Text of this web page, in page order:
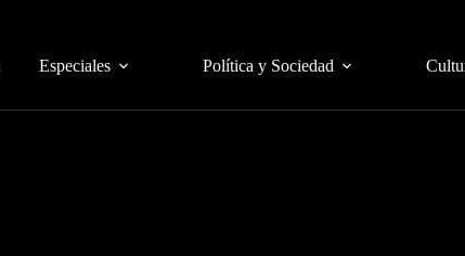
Especiales Política y Sociedad